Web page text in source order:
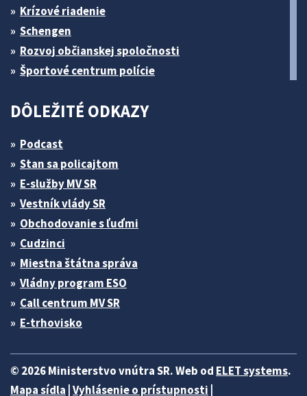
Krízové riadenie
Schengen
Rozvoj občianskej spoločnosti
Športové centrum polície
DÔLEŽITÉ ODKAZY
Podcast
Stan sa policajtom
E-služby MV SR
Vestník vlády SR
Obchodovanie s ľuďmi
Cudzinci
Miestna štátna správa
Vládny program ESO
Call centrum MV SR
E-trhovisko
© 2026 Ministerstvo vnútra SR. Web od ELET systems.
Mapa sídla Vyhlásenie o prístupnosti